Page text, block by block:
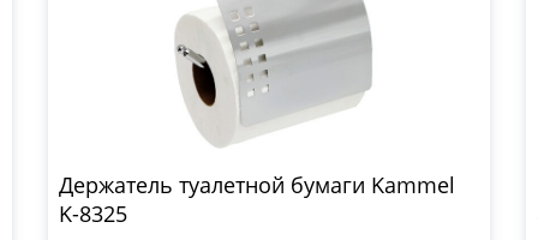
Держатель туалетной бумаги Kammel
K-8325